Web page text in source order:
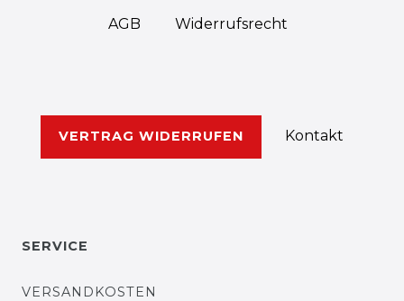
AGB Widerrufs­recht
VERTRAG WIDERRUFEN Kontakt
SERVICE
VERSANDKOSTEN